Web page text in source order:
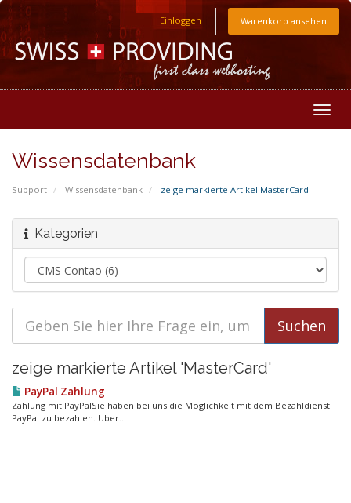
Einloggen Warenkorb ansehen
Wissensdatenbank
Support Wissensdatenbank zeige markierte Artikel MasterCard
Kategorien
zeige markierte Artikel 'MasterCard'
PayPal Zahlung
Zahlung mit PayPalSie haben bei uns die Möglichkeit mit dem Bezahldienst
PayPal zu bezahlen. Über...